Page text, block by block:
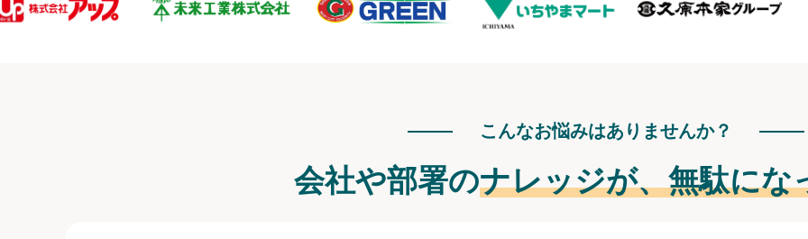
こんなお悩みはありませんか？
会社や部署のナレッジが、無駄にな